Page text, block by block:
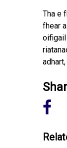
Tha e
fhear
oifigail